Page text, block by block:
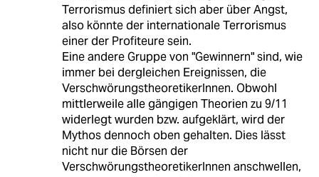
Terrorismus definiert sich aber über Angst,
also könnte der internationale Terrorismus
einer der Profiteure sein.
Eine andere Gruppe von "Gewinnern" sind, wie
immer bei dergleichen Ereignissen, die
VerschwörungstheoretikerInnen. Obwohl
mittlerweile alle gängigen Theorien zu 9/11
widerlegt wurden bzw. aufgeklärt, wird der
Mythos dennoch oben gehalten. Dies lässt
nicht nur die Börsen der
VerschwörungstheoretikerInnen anschwellen,